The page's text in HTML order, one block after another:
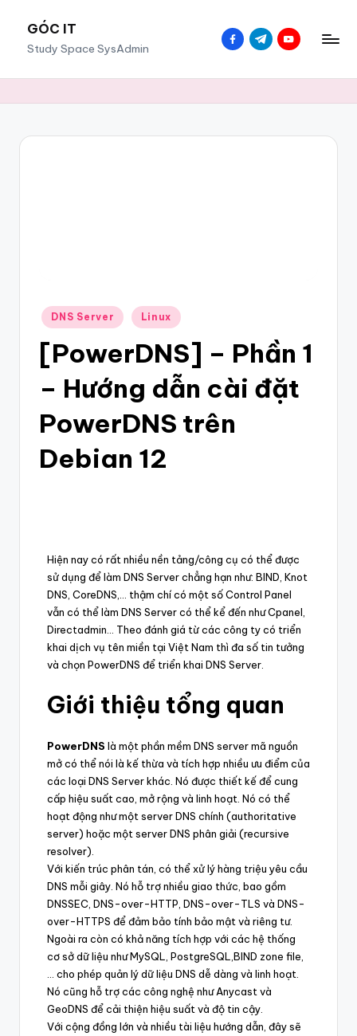
GÓC IT
Study Space SysAdmin
DNS Server Linux
[PowerDNS] – Phần 1
– Hướng dẫn cài đặt
PowerDNS trên
Debian 12
Hiện nay có rất nhiều nền tảng/công cụ có thể được
sử dụng để làm DNS Server chẳng hạn như: BIND, Knot
DNS, CoreDNS,… thậm chí có một số Control Panel
vẫn có thể làm DNS Server có thể kể đến như Cpanel,
Directadmin… Theo đánh giá từ các công ty có triển
khai dịch vụ tên miền tại Việt Nam thì đa số tin tưởng
và chọn PowerDNS để triển khai DNS Server.
Giới thiệu tổng quan
PowerDNS là một phần mềm DNS server mã nguồn
mở có thể nói là kế thừa và tích hợp nhiều ưu điểm của
các loại DNS Server khác. Nó được thiết kế để cung
cấp hiệu suất cao, mở rộng và linh hoạt. Nó có thể
hoạt động như một server DNS chính (authoritative
server) hoặc một server DNS phân giải (recursive
resolver).
Với kiến trúc phân tán, có thể xử lý hàng triệu yêu cầu
DNS mỗi giây. Nó hỗ trợ nhiều giao thức, bao gồm
DNSSEC, DNS-over-HTTP, DNS-over-TLS và DNS-
over-HTTPS để đảm bảo tính bảo mật và riêng tư.
Ngoài ra còn có khả năng tích hợp với các hệ thống
cơ sở dữ liệu như MySQL, PostgreSQL,BIND zone file,
… cho phép quản lý dữ liệu DNS dễ dàng và linh hoạt.
Nó cũng hỗ trợ các công nghệ như Anycast và
GeoDNS để cải thiện hiệu suất và độ tin cậy.
Với cộng đồng lớn và nhiều tài liệu hướng dẫn, đây sẽ